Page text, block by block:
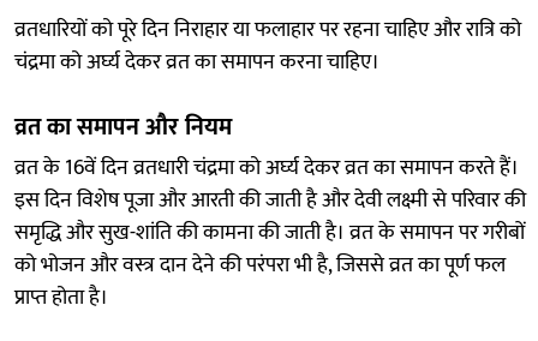
व्रतधारियों को पूरे दिन निराहार या फलाहार पर रहना चाहिए और रात्रि को
चंद्रमा को अर्घ्य देकर व्रत का समापन करना चाहिए।
व्रत का समापन और नियम
व्रत के 16वें दिन व्रतधारी चंद्रमा को अर्घ्य देकर व्रत का समापन करते हैं।
इस दिन विशेष पूजा और आरती की जाती है और देवी लक्ष्मी से परिवार की
समृद्धि और सुख-शांति की कामना की जाती है। व्रत के समापन पर गरीबों
को भोजन और वस्त्र दान देने की परंपरा भी है, जिससे व्रत का पूर्ण फल
प्राप्त होता है।